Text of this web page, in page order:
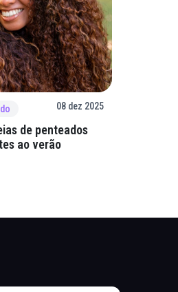
08 dez 2025
de penteados
ao verão